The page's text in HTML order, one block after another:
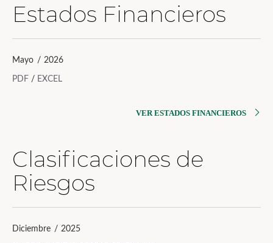
Estados Financieros
Mayo / 2026
PDF / EXCEL
VER ESTADOS FINANCIEROS
Clasificaciones de
Riesgos
Diciembre / 2025